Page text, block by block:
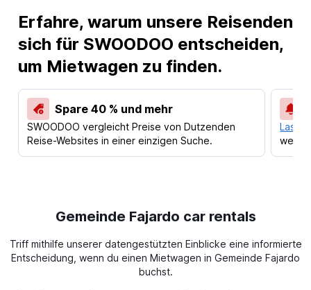
Erfahre, warum unsere Reisenden
sich für SWOODOO entscheiden,
um Mietwagen zu finden.
Spare 40 % und mehr
SWOODOO vergleicht Preise von Dutzenden
Reise-Websites in einer einzigen Suche.
Lass
Gemeinde Fajardo car rentals
Triff mithilfe unserer datengestützten Einblicke eine informierte
Entscheidung, wenn du einen Mietwagen in Gemeinde Fajardo
buchst.